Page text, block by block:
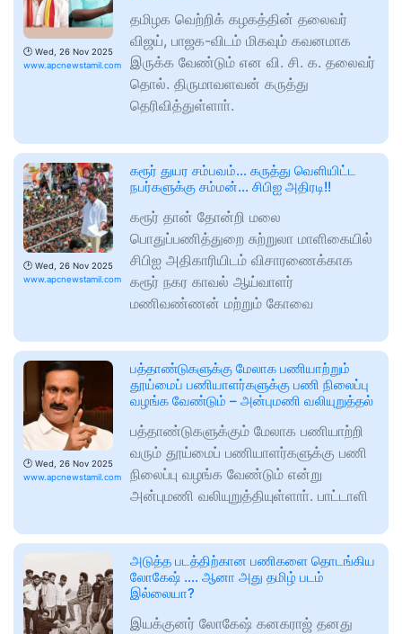
🕑 Wed, 26 Nov 2025
www.apcnewstamil.com
தமிழக வெற்றிக் கழகத்தின் தலைவர்
விஜய், பாஜக-விடம் மிகவும் கவனமாக
இருக்க வேண்டும் என வி. சி. க. தலைவர்
தொல். திருமாவளவன் கருத்து
தெரிவித்துள்ளாா்.
🕑 Wed, 26 Nov 2025
www.apcnewstamil.com
கரூர் துயர சம்பவம்… கருத்து வெளியிட்ட
நபர்களுக்கு சம்மன்… சிபிஐ அதிரடி!!
கரூர் தான் தோன்றி மலை
பொதுப்பணித்துறை சுற்றுலா மாளிகையில்
சிபிஐ அதிகாரியிடம் விசாரணைக்காக
கரூர் நகர காவல் ஆய்வாளர்
மணிவண்ணன் மற்றும் கோவை
🕑 Wed, 26 Nov 2025
www.apcnewstamil.com
பத்தாண்டுகளுக்கு மேலாக பணியாற்றும்
தூய்மைப் பணியாளர்களுக்கு பணி நிலைப்பு
வழங்க வேண்டும் – அன்புமணி வலியுறுத்தல்
பத்தாண்டுகளுக்கும் மேலாக பணியாற்றி
வரும் தூய்மைப் பணியாளர்களுக்கு பணி
நிலைப்பு வழங்க வேண்டும் என்று
அன்புமணி வலியுறுத்தியுள்ளாா். பாட்டாளி
அடுத்த படத்திற்கான பணிகளை தொடங்கிய
லோகேஷ் …. ஆனா அது தமிழ் படம்
இல்லையா?
இயக்குனர் லோகேஷ் கனகராஜ் தனது